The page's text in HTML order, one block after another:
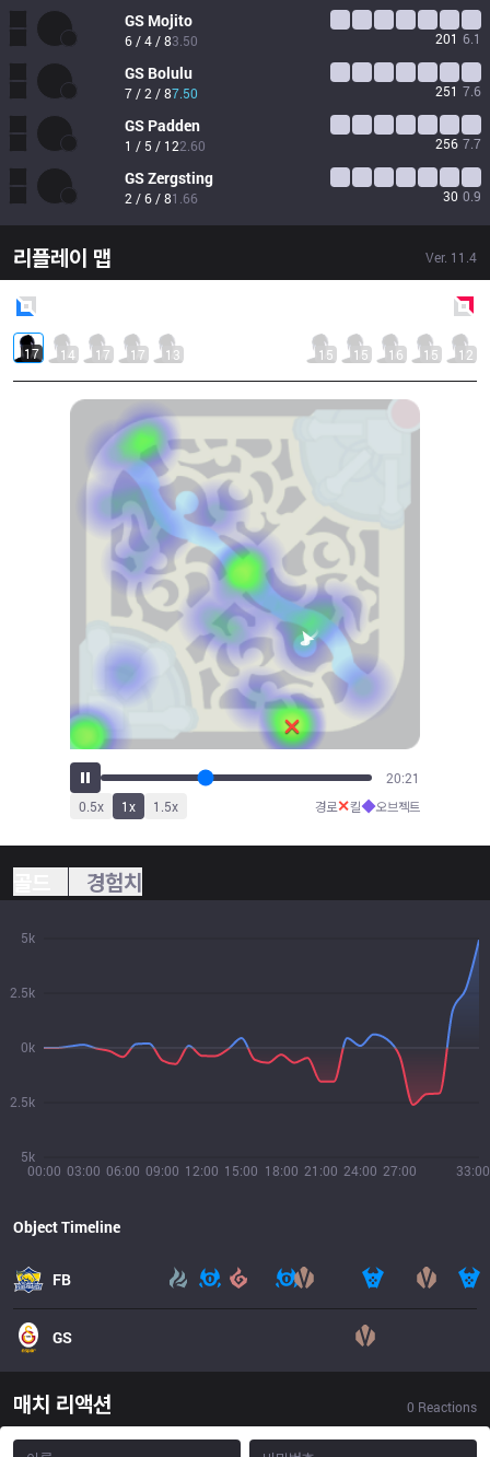
GS Mojito
6 / 4 / 83.50 201 6.1
GS Bolulu
7 / 2 / 87.50 251 7.6
GS Padden
1 / 5 / 122.60 256 7.7
GSZergsting
2 / 6 / 81.66 30 0.9
리플레이 맵 Ver. 11.4
17 14 17 17 13 15 15 16 15 12
22:28
0.5x 1x 1.5x 경로✕킬◆오브젝트
경험치
00:00 03:00 06:00 09:00 12:00 15:00 18:00 21:00 24:00 27:00 33:00
5k
2.5k
0k
2.5k
5k
Object Timeline
FB
GS
매치 리액션 0 Reactions